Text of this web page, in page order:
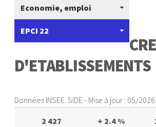
Economie, emploi
EPCI 22
C
D'ETABLISSEMENTS
Données INSEE. SIDE - Mise à jour : 05/2026
2 427
+ 2.4 %